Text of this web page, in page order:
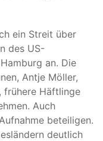
ein Streit über
des US-
an. Die
Antje Möller,
frühere Häftlinge
Auch
beteiligen.
deutlich